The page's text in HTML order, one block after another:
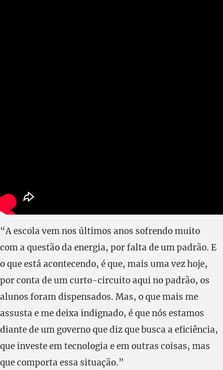
“A escola vem nos últimos anos sofrendo muito
com a questão da energia, por falta de um padrão. E
o que está acontecendo, é que, mais uma vez hoje,
por conta de um curto-circuito aqui no padrão, os
alunos foram dispensados. Mas, o que mais me
assusta e me deixa indignado, é que nós estamos
diante de um governo que diz que busca a eficiência,
que investe em tecnologia e em outras coisas, mas
que comporta essa situação.”